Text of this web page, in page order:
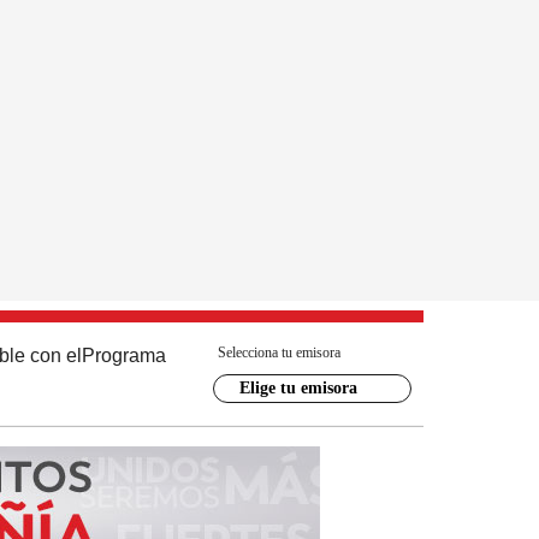
con el Programa Selecciona tu emisora
Elige tu emisora